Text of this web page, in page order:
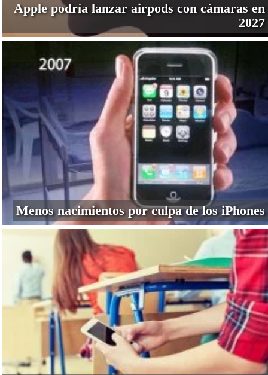
Apple podría lanzar airpods con cámaras en
2027
Menos nacimientos por culpa de los iPhones